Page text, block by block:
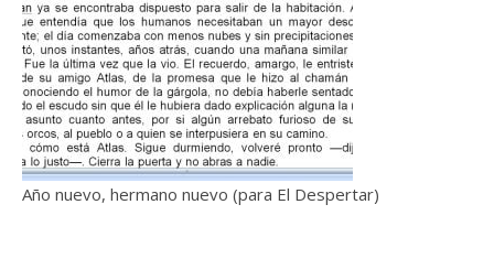
Año nuevo, hermano nuevo (para El Despertar)